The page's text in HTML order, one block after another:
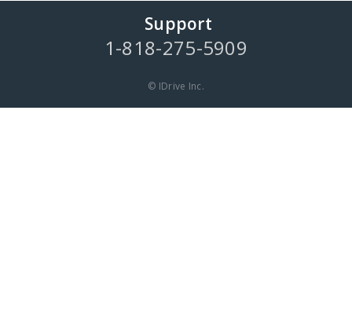
Support
1-818-275-5909
© IDrive Inc.